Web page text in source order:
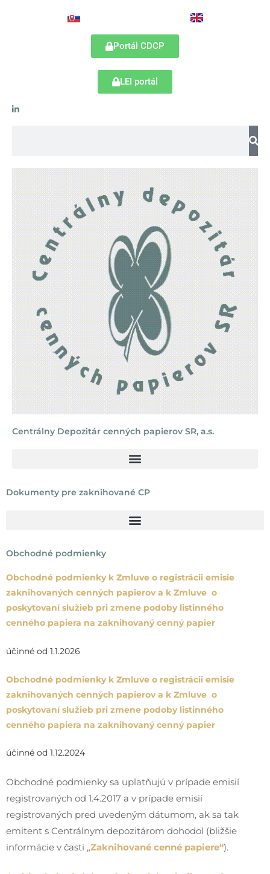
LEI portál
Portál CDCP
Centrálny Depozitár cenných papierov SR, a.s.
Dokumenty pre zaknihované CP
Obchodné podmienky
Obchodné podmienky k Zmluve o registrácii emisie
zaknihovaných cenných papierov a k Zmluve o
poskytovaní služieb pri zmene podoby listinného
cenného papiera na zaknihovaný cenný papier
účinné od 1.1.2026
Obchodné podmienky k Zmluve o registrácii emisie
zaknihovaných cenných papierov a k Zmluve o
poskytovaní služieb pri zmene podoby listinného
cenného papiera na zaknihovaný cenný papier
účinné od 1.12.2024
Obchodné podmienky sa uplatňujú v prípade emisií
registrovaných od 1.4.2017 a v prípade emisií
registrovaných pred uvedeným dátumom, ak sa tak
emitent s Centrálnym depozitárom dohodol (bližšie
informácie v časti „Zaknihované cenné papiere“).